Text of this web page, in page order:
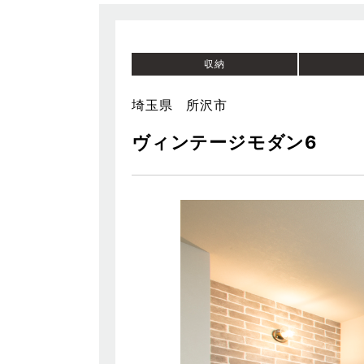
収納
埼玉県 所沢市
ヴィンテージモダン6